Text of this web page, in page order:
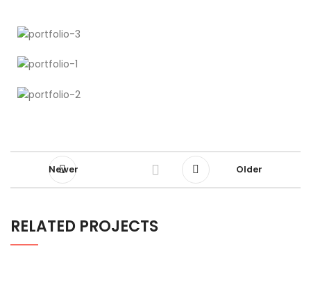
Newer Older
RELATED PROJECTS